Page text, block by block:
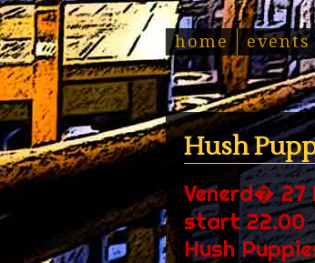
home events
Hush
Venerd� 27
start 22.00
Hush